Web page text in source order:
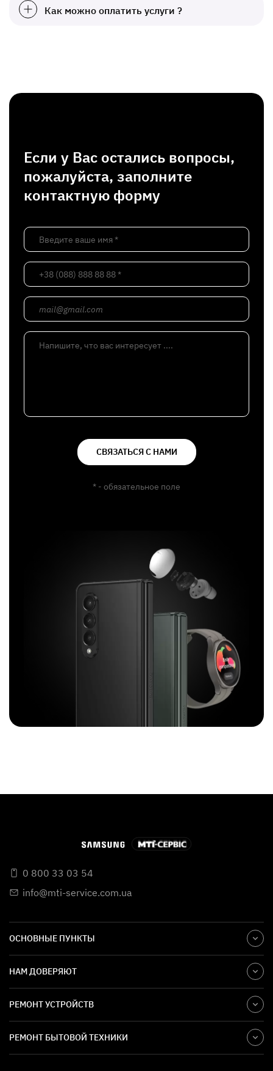
Как можно оплатить услуги ?
Если у Вас остались вопросы,
пожалуйста, заполните
контактную форму
Введите ваше имя *
+38 (088) 888 88 88 *
mail@gmail.com
Напишите, что вас интересует ....
СВЯЗАТЬСЯ С НАМИ
* - обязательное поле
0 800 33 03 54
info@mti-service.com.ua
ОСНОВНЫЕ ПУНКТЫ
НАМ ДОВЕРЯЮТ
РЕМОНТ УСТРОЙСТВ
РЕМОНТ БЫТОВОЙ ТЕХНИКИ